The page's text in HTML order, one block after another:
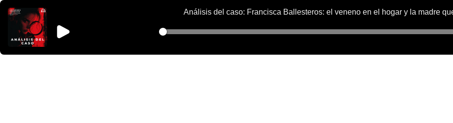
Análisis del caso: Francisca Ballesteros: el veneno en el hogar y la madre